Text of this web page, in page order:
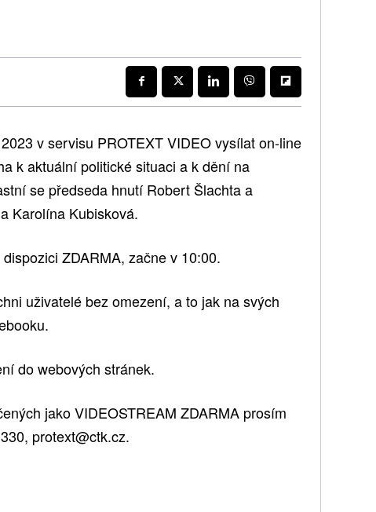
v servisu PROTEXT VIDEO vysílat on-line
k aktuální politické situaci a k dění na
se předseda hnutí Robert Šlachta a
Karolína Kubisková.
ZDARMA, začne v 10:00.
uživatelé bez omezení, a to jak na svých
do webových stránek.
jako VIDEOSTREAM ZDARMA prosím
protext@ctk.cz.